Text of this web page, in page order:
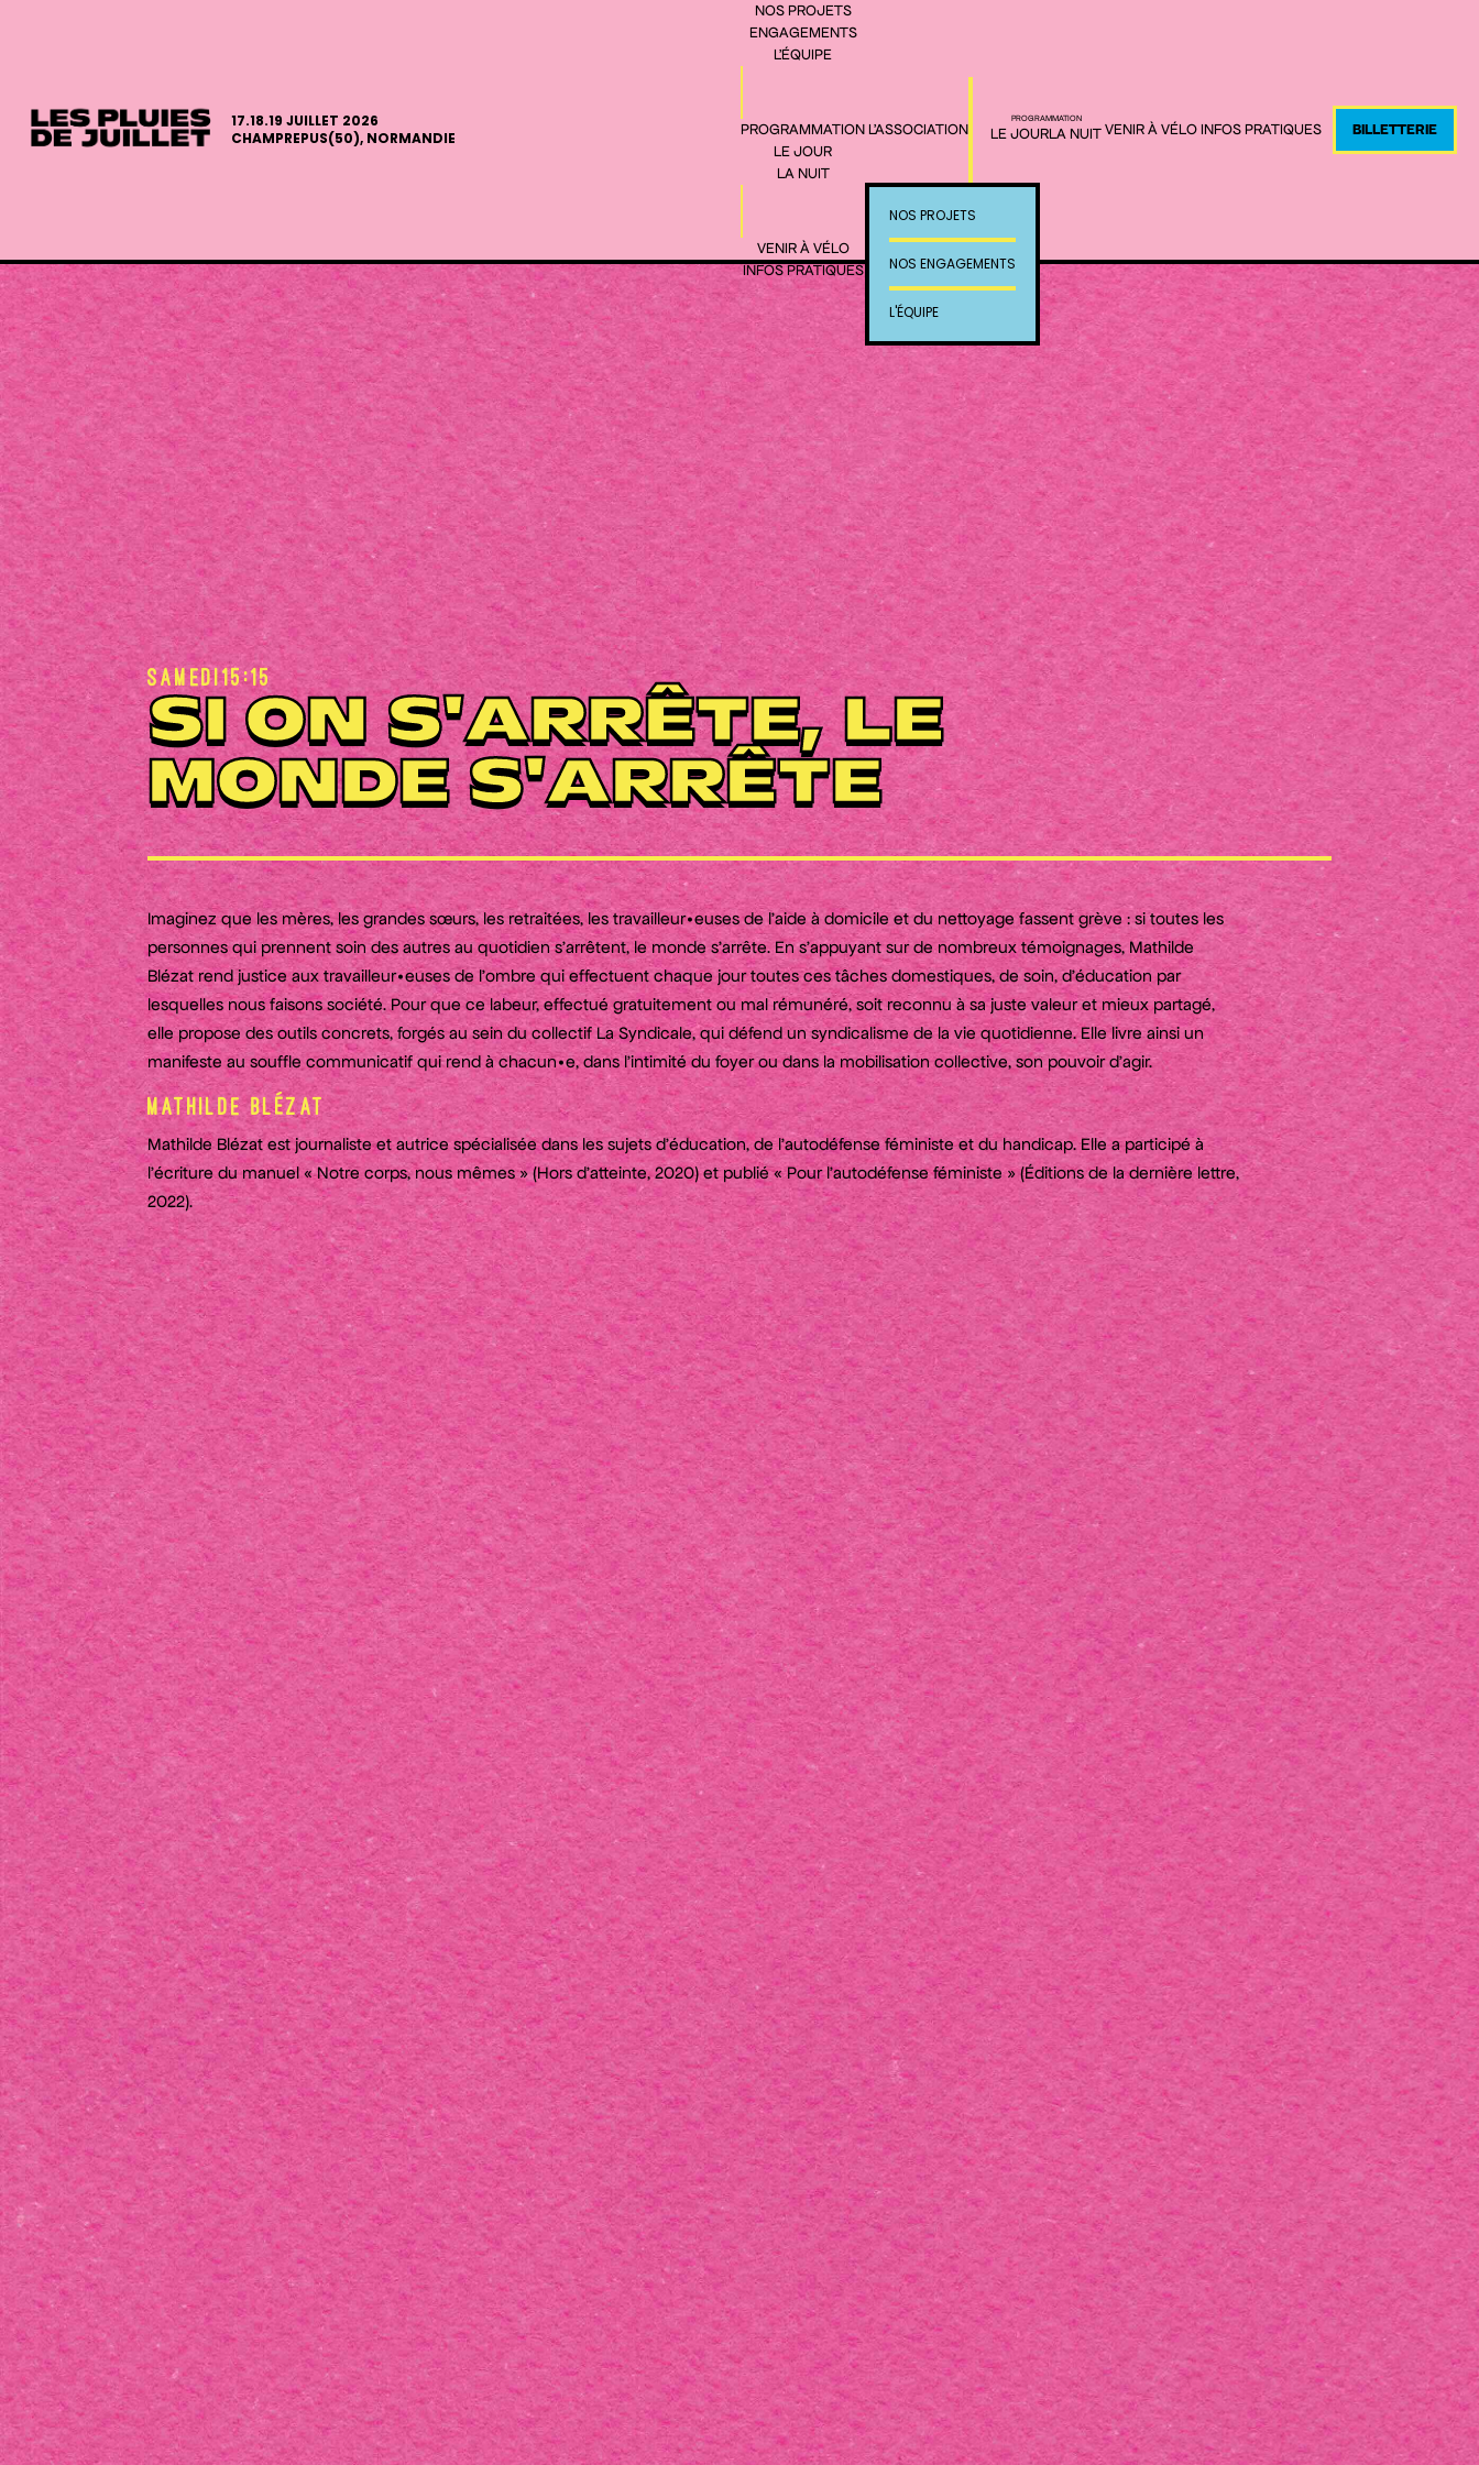
17.18.19 JUILLET 2026
CHAMPREPUS(50), NORMANDIE
NOS PROJETS
ENGAGEMENTS
L'ÉQUIPE
PROGRAMMATION
LE JOUR
LA NUIT
VENIR À VÉLO
INFOS PRATIQUES
L'ASSOCIATION
NOS PROJETS
NOS ENGAGEMENTS
L'ÉQUIPE
PROGRAMMATION
LE JOURLA NUIT VENIR À VÉLO INFOS PRATIQUES BILLETTERIE
Samedi15:15
SI ON S'ARRÊTE, LE
MONDE S'ARRÊTE
Imaginez que les mères, les grandes sœurs, les retraitées, les travailleur•euses de l’aide à domicile et du nettoyage fassent grève : si toutes les
personnes qui prennent soin des autres au quotidien s’arrêtent, le monde s’arrête. En s’appuyant sur de nombreux témoignages, Mathilde
Blézat rend justice aux travailleur•euses de l’ombre qui effectuent chaque jour toutes ces tâches domestiques, de soin, d’éducation par
lesquelles nous faisons société. Pour que ce labeur, effectué gratuitement ou mal rémunéré, soit reconnu à sa juste valeur et mieux partagé,
elle propose des outils concrets, forgés au sein du collectif La Syndicale, qui défend un syndicalisme de la vie quotidienne. Elle livre ainsi un
manifeste au souffle communicatif qui rend à chacun•e, dans l’intimité du foyer ou dans la mobilisation collective, son pouvoir d’agir.
Mathilde Blézat
Mathilde Blézat est journaliste et autrice spécialisée dans les sujets d’éducation, de l’autodéfense féministe et du handicap. Elle a participé à
l’écriture du manuel « Notre corps, nous mêmes » (Hors d’atteinte, 2020) et publié « Pour l’autodéfense féministe » (Éditions de la dernière lettre,
2022).